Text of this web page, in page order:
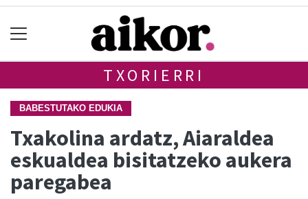
TXORIERRI
BABESTUTAKO EDUKIA
Txakolina ardatz, Aiaraldea
eskualdea bisitatzeko aukera
paregabea